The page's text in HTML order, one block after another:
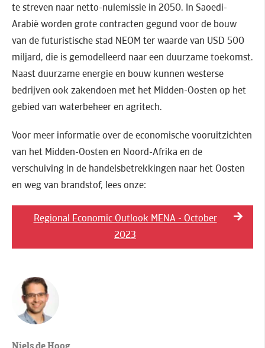
te streven naar netto-nulemissie in 2050. In Saoedi-
Arabië worden grote contracten gegund voor de bouw
van de futuristische stad NEOM ter waarde van USD 500
miljard, die is gemodelleerd naar een duurzame toekomst.
Naast duurzame energie en bouw kunnen westerse
bedrijven ook zakendoen met het Midden-Oosten op het
gebied van waterbeheer en agritech.
Voor meer informatie over de economische vooruitzichten
van het Midden-Oosten en Noord-Afrika en de
verschuiving in de handelsbetrekkingen naar het Oosten
en weg van brandstof, lees onze:
Regional Economic Outlook MENA - October
2023